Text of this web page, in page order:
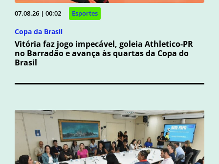
07.08.26 | 00:02 Esportes
Copa da Brasil
Vitória faz jogo impecável, goleia Athletico-PR
no Barradão e avança às quartas da Copa do
Brasil